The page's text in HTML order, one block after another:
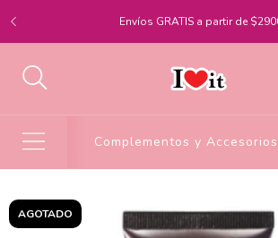
Envíos GRATIS a partir de
Complementos y Accesorios
AGOTADO